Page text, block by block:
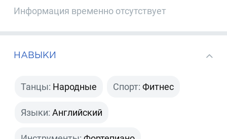
Информация временно отсутствует
НАВЫКИ
Танцы: Народные Спорт: Фитнес
Языки: Английский